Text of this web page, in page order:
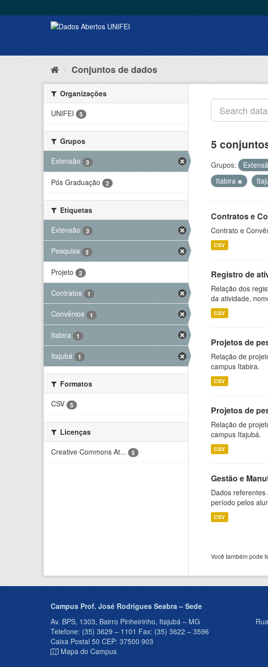
Conjuntos de dados
Organizações
UNIFEI
5
Grupos
Extensão
3
Pós Graduação 2
Etiquetas
Extensão
3
Pesquisa 3
Projeto 2
Contratos 1
Convênios 1
Itabira 1
Itajubá 1
Formatos
CSV
5
Licenças
Creative Commons At...
5
5
Grupos:
Itabira
Contratos e
Contrato e
CSV
Registro de
Relação dos
da atividade,
CSV
Projetos de
Relação de
campus Itabira.
CSV
Projetos de
Relação de
campus Itajubá.
CSV
Gestão e
Dados
período pelos
CSV
Você também pode
Campus Prof. José Rodrigues Seabra – Sede
Av. BPS, 1303, Bairro Pinheirinho, Itajubá – MG
Telefone: (35) 3629 – 1101 Fax: (35) 3622 – 3596
Caixa Postal 50 CEP: 37500 903
Mapa do Campus